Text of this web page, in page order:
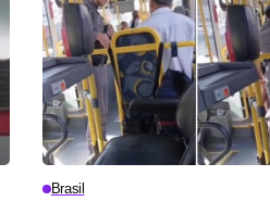
Brasil